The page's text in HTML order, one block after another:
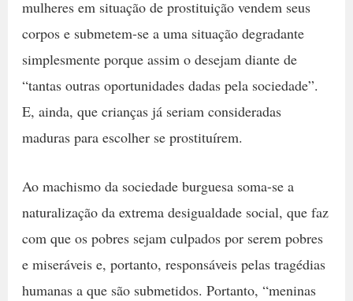
mulheres em situação de prostituição vendem seus
corpos e submetem-se a uma situação degradante
simplesmente porque assim o desejam diante de
“tantas outras oportunidades dadas pela sociedade”.
E, ainda, que crianças já seriam consideradas
maduras para escolher se prostituírem.
Ao machismo da sociedade burguesa soma-se a
naturalização da extrema desigualdade social, que faz
com que os pobres sejam culpados por serem pobres
e miseráveis e, portanto, responsáveis pelas tragédias
humanas a que são submetidos. Portanto, “meninas